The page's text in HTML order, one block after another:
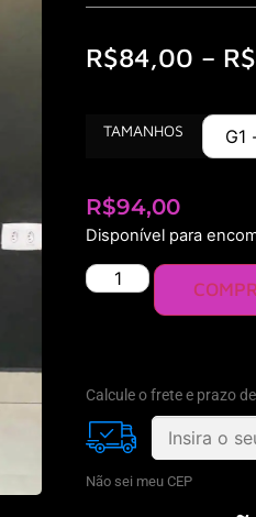
R$84,00 – R$
TAMANHOS
R$94,00
Disponível para
Calcule o frete e prazo
Não sei meu CEP